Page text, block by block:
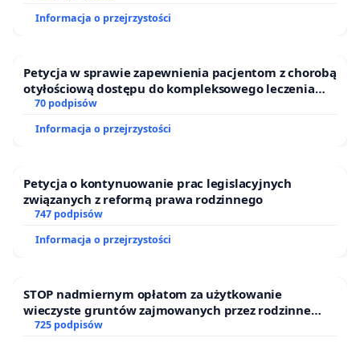
Informacja o przejrzystości
Petycja w sprawie zapewnienia pacjentom z chorobą
otyłościową dostępu do kompleksowego leczenia
oraz programów profilaktycznych.
70 podpisów
Informacja o przejrzystości
Petycja o kontynuowanie prac legislacyjnych
związanych z reformą prawa rodzinnego
747 podpisów
Informacja o przejrzystości
STOP nadmiernym opłatom za użytkowanie
wieczyste gruntów zajmowanych przez rodzinne
ogrody działkowe.
725 podpisów